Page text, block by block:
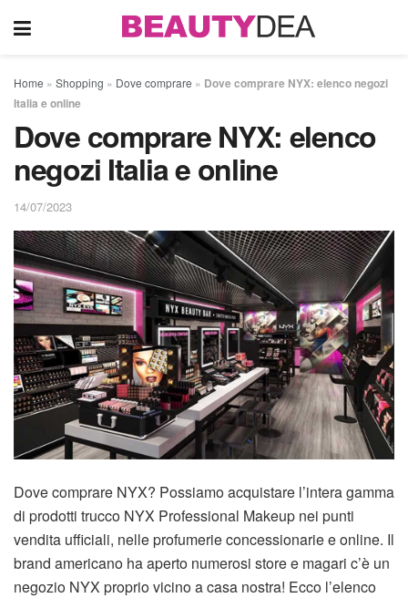
Home » Shopping » Dove comprare » Dove comprare NYX: elenco negozi
Italia e online
Dove comprare NYX: elenco
negozi Italia e online
14/07/2023
Dove comprare NYX? Possiamo acquistare l’intera gamma
di prodotti trucco NYX Professional Makeup nei punti
vendita ufficiali, nelle profumerie concessionarie e online. Il
brand americano ha aperto numerosi store e magari c’è un
negozio NYX proprio vicino a casa nostra! Ecco l’elenco